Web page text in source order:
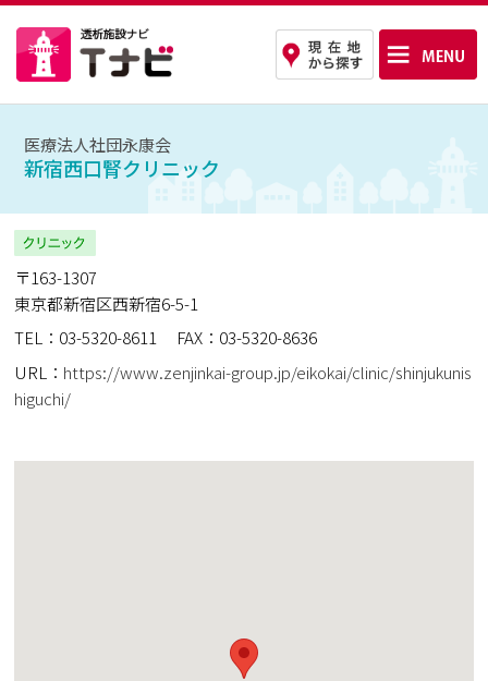
医療法人社団永康会
新宿西口腎クリニック
〒163-1307
東京都新宿区西新宿6-5-1
TEL：03-5320-8611
FAX：03-5320-8636
URL： https://www.zenjinkai-group.jp/eikokai/clinic/shinjukunis
higuchi/